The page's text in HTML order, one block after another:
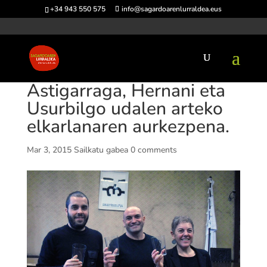
+34 943 550 575 info@sagardoarenlurraldea.eus
Astigarraga, Hernani eta
Usurbilgo udalen arteko
elkarlanaren aurkezpena.
Mar 3, 2015 Sailkatu gabea 0 comments